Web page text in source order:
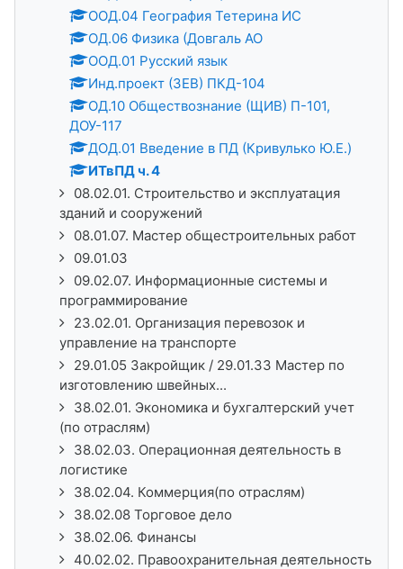
ООД.04 География Тетерина ИС
ОД.06 Физика (Довгаль АО
ООД.01 Русский язык
Инд.проект (ЗЕВ) ПКД-104
ОД.10 Обществознание (ЩИВ) П-101,
ДОУ-117
ДОД.01 Введение в ПД (Кривулько Ю.Е.)
ИТвПД ч. 4
08.02.01. Строительство и эксплуатация
зданий и сооружений
08.01.07. Мастер общестроительных работ
09.01.03
09.02.07. Информационные системы и
программирование
23.02.01. Организация перевозок и
управление на транспорте
29.01.05 Закройщик / 29.01.33 Мастер по
изготовлению швейных...
38.02.01. Экономика и бухгалтерский учет
(по отраслям)
38.02.03. Операционная деятельность в
логистике
38.02.04. Коммерция(по отраслям)
38.02.08 Торговое дело
38.02.06. Финансы
40.02.02. Правоохранительная деятельность